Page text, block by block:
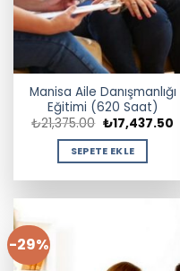
Manisa Aile Danışmanlığı
Eğitimi (620 Saat)
₺21,375.00 Orijinal
fiyat:
₺21,375.00.
₺17,437.50Şu
SEPETE EKLE
-29%